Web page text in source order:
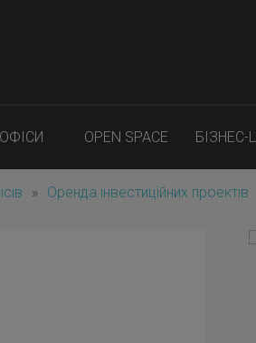
OPEN SPACE БІЗНЕС-
» Оренда інвестиційних проектів